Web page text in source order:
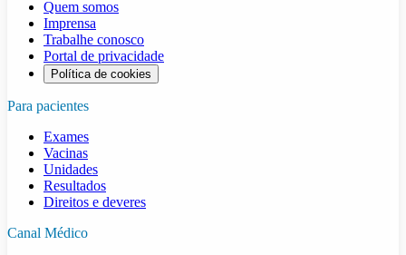
Quem somos
Imprensa
Trabalhe conosco
Portal de privacidade
Política de cookies
Para pacientes
Exames
Vacinas
Unidades
Resultados
Direitos e deveres
Canal Médico